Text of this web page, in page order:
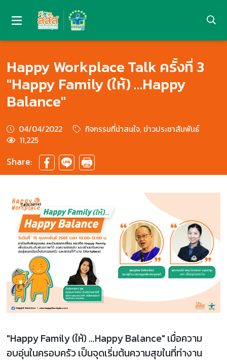
Happy Workplace Talk ครั้งที่ 3
"Happy Family (ให้) …Happy
Balance"
04/04/2022
กิจกรรมที่น่าสนใจ, ข่าวประชาสัมพันธ์
11,225
Share:
"Happy Family (ให้) …Happy Balance" เมื่อความ
อบอุ่นในครอบครัว เป็นจุดเริ่มต้นความสุขในที่ทำงาน